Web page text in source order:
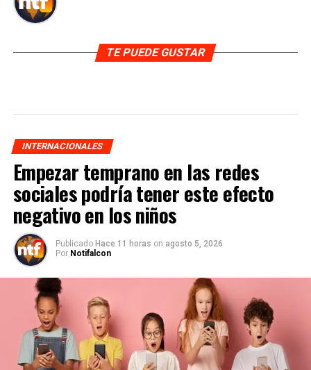
TE PUEDE GUSTAR
INTERNACIONALES
Empezar temprano en las redes
sociales podría tener este efecto
negativo en los niños
Publicado Hace 11 horas on agosto 5, 2026
Por Notifalcon